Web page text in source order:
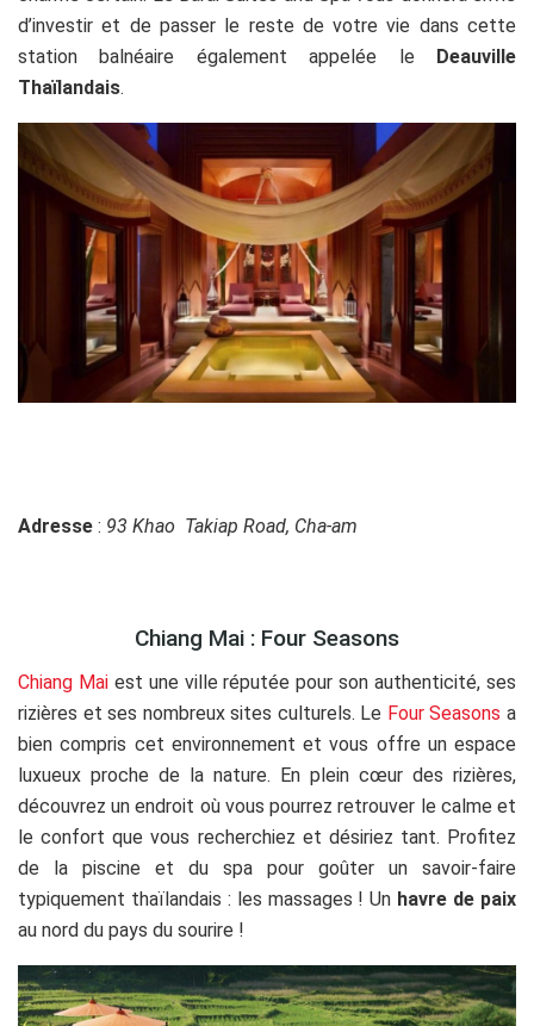
d’investir et de passer le reste de votre vie dans cette
station balnéaire également appelée le
Deauville
Thaïlandais.
Adresse : 93 Khao Takiap Road, Cha-am
Chiang Mai : Four Seasons
Chiang Maiest une ville réputée pour son authenticité, ses
rizières et ses nombreux sites culturels. Le Four Seasons a
bien compris cet environnement et vous offre un espace
luxueux proche de la nature. En plein cœur des rizières,
découvrez un endroit où vous pourrez retrouver le calme et
le confort que vous recherchiez et désiriez tant. Profitez
de la piscine et du spa pour goûter un savoir-faire
typiquement thaïlandais : les massages ! Un havre de paix
au nord du pays du sourire !